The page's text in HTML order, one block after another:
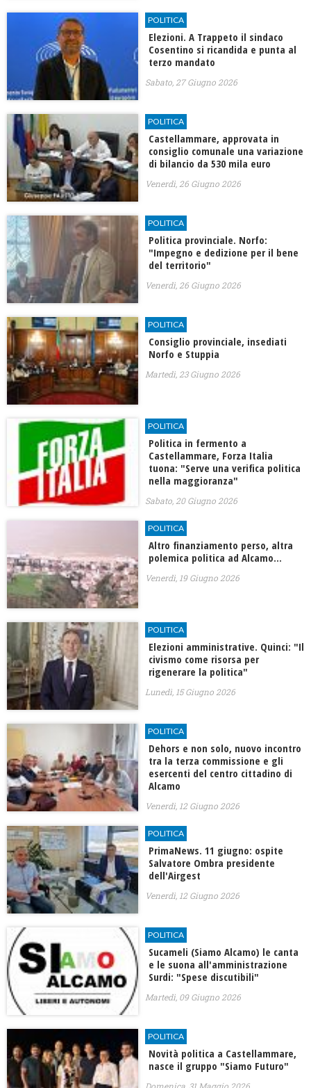
POLITICA
Elezioni. A Trappeto il sindaco
Cosentino si ricandida e punta al
terzo mandato
Sabato, 27 Giugno 2026
POLITICA
Castellammare, approvata in
consiglio comunale una variazione
di bilancio da 530 mila euro
Venerdì, 26 Giugno 2026
POLITICA
Politica provinciale. Norfo:
"Impegno e dedizione per il bene
del territorio"
Venerdì, 26 Giugno 2026
POLITICA
Consiglio provinciale, insediati
Norfo e Stuppia
Martedì, 23 Giugno 2026
POLITICA
Politica in fermento a
Castellammare, Forza Italia
tuona: "Serve una verifica politica
nella maggioranza"
Sabato, 20 Giugno 2026
POLITICA
Altro finanziamento perso, altra
polemica politica ad Alcamo...
Venerdì, 19 Giugno 2026
POLITICA
Elezioni amministrative. Quinci: "Il
civismo come risorsa per
rigenerare la politica"
Lunedì, 15 Giugno 2026
POLITICA
Dehors e non solo, nuovo incontro
tra la terza commissione e gli
esercenti del centro cittadino di
Alcamo
Venerdì, 12 Giugno 2026
POLITICA
PrimaNews. 11 giugno: ospite
Salvatore Ombra presidente
dell'Airgest
Venerdì, 12 Giugno 2026
POLITICA
Sucameli (Siamo Alcamo) le canta
e le suona all'amministrazione
Surdi: "Spese discutibili"
Martedì, 09 Giugno 2026
POLITICA
Novità politica a Castellammare,
nasce il gruppo "Siamo Futuro"